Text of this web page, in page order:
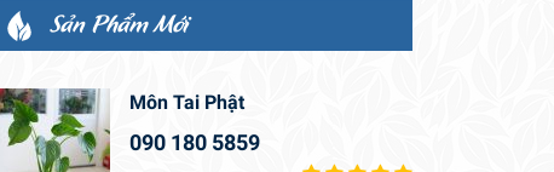
Sản Phẩm Mới
Môn Tai Phật
090 180 5859